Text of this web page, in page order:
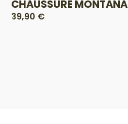
CHAUSSURE MONTANA
39,90 €